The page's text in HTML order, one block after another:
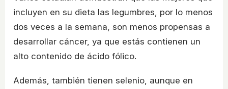
incluyen en su dieta las legumbres, por lo menos
dos veces a la semana, son menos propensas a
desarrollar cáncer, ya que estás contienen un
alto contenido de ácido fólico.
Además, también tienen selenio, aunque en